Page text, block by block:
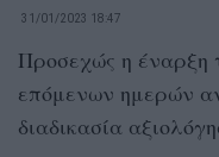
31/01/2023 18:47
Προσεχώς η έναρξη
επόμενων ημερών
διαδικασία